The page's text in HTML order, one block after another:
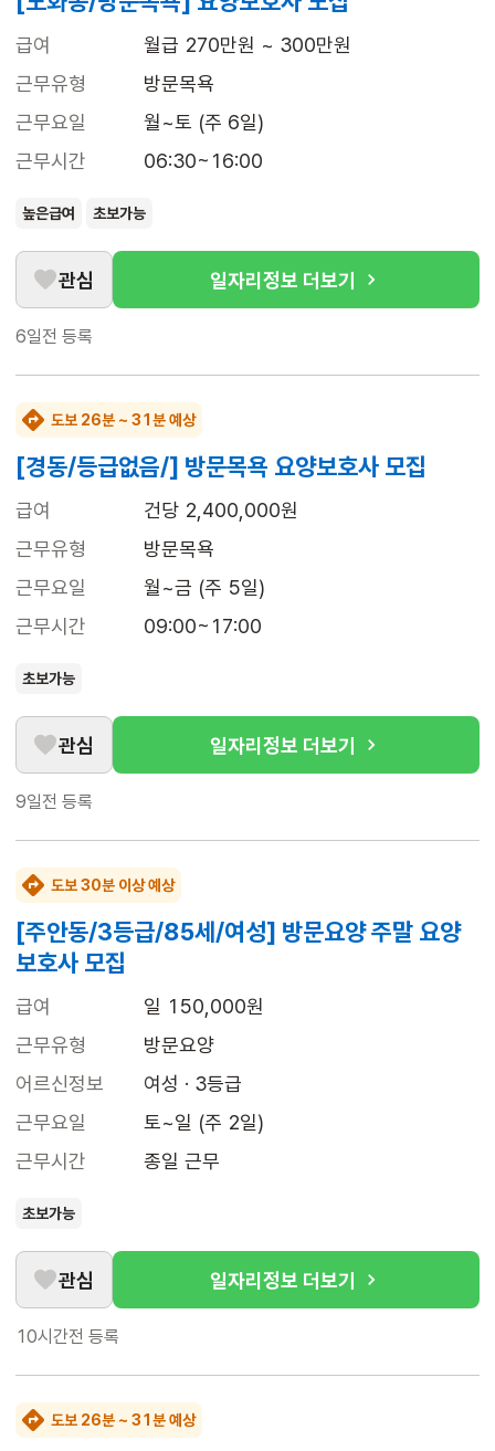
급여
월급 270만원 ~ 300만원
근무유형
방문목욕
근무요일
월~토 (주 6일)
근무시간
06:30~16:00
높은급여 초보가능
관심 일자리정보 더보기
6일전 등록
도보 26분 ~ 31분 예상
[경동/등급없음/] 방문목욕 요양보호사 모집
급여
건당 2,400,000원
근무유형
방문목욕
근무요일
월~금 (주 5일)
근무시간
09:00~17:00
초보가능
관심 일자리정보 더보기
9일전 등록
도보 30분 이상 예상
[주안동/3등급/85세/여성] 방문요양 주말 요양
보호사 모집
급여
일 150,000원
근무유형
방문요양
어르신정보
여성 · 3등급
근무요일
토~일 (주 2일)
근무시간
종일 근무
초보가능
관심 일자리정보 더보기
10시간전 등록
도보 26분 ~ 31분 예상